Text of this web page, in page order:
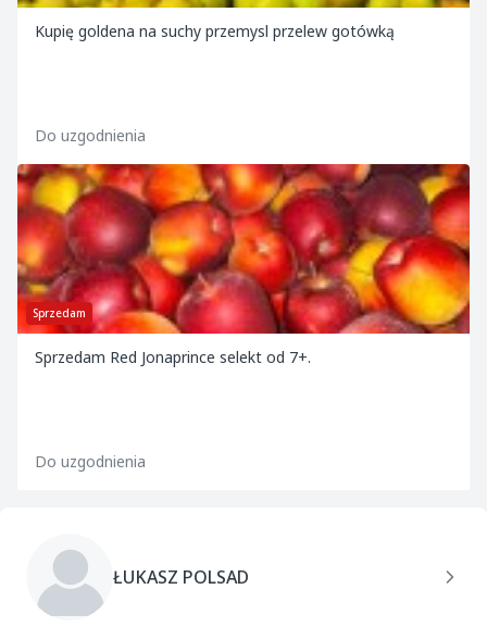
Kupię goldena na suchy przemysl przelew gotówką
Do uzgodnienia
Sprzedam
Sprzedam Red Jonaprince selekt od 7+.
Do uzgodnienia
ŁUKASZ POLSAD